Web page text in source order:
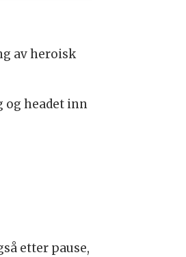
av heroisk
og headet inn
etter pause,